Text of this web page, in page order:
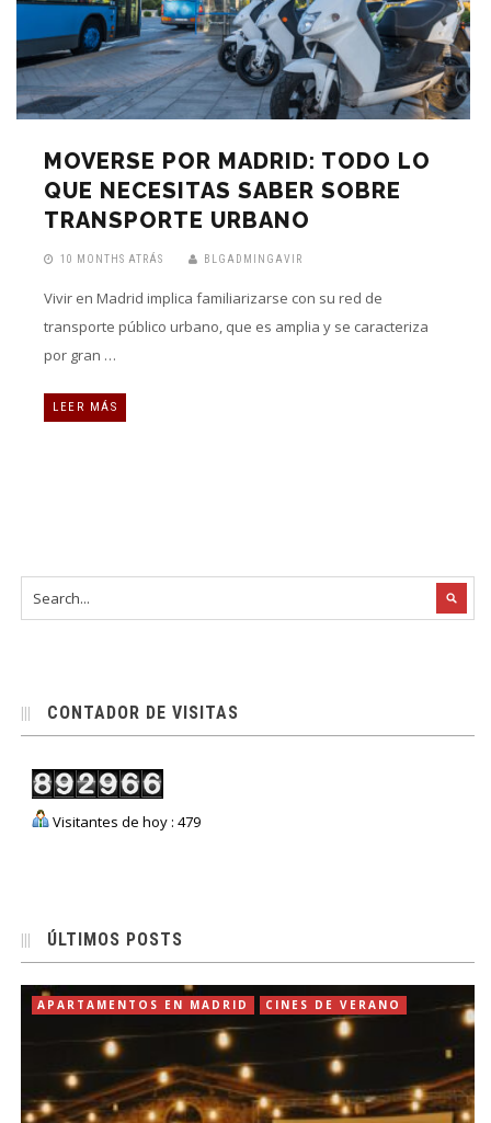
MOVERSE POR MADRID: TODO LO
QUE NECESITAS SABER SOBRE
TRANSPORTE URBANO
10 MONTHS ATRÁS BLGADMINGAVIR
Vivir en Madrid implica familiarizarse con su red de
transporte público urbano, que es amplia y se caracteriza
por gran …
LEER MÁS
CONTADOR DE VISITAS
Visitantes de hoy : 479
ÚLTIMOS POSTS
APARTAMENTOS EN MADRID CINES DE VERANO